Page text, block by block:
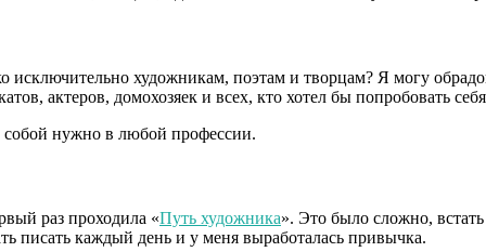
художникам, поэтам и творцам? Я могу
актеров, домохозяек и всех, кто хотел бы попробовать
собой нужно в любой профессии.
раз проходила «Путь художника». Это было сложно,
писать каждый день и у меня выработалась привычка.